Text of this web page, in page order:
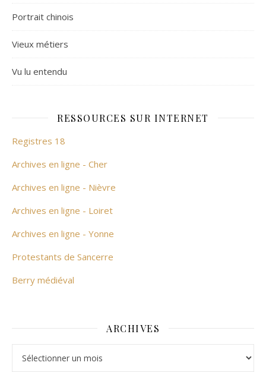
Portrait chinois
Vieux métiers
Vu lu entendu
RESSOURCES SUR INTERNET
Registres 18
Archives en ligne - Cher
Archives en ligne - Nièvre
Archives en ligne - Loiret
Archives en ligne - Yonne
Protestants de Sancerre
Berry médiéval
ARCHIVES